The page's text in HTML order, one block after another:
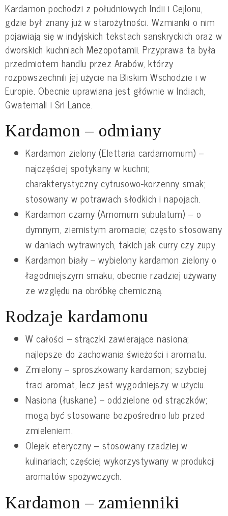
Kardamon pochodzi z południowych Indii i Cejlonu,
gdzie był znany już w starożytności. Wzmianki o nim
pojawiają się w indyjskich tekstach sanskryckich oraz w
dworskich kuchniach Mezopotamii. Przyprawa ta była
przedmiotem handlu przez Arabów, którzy
rozpowszechnili jej użycie na Bliskim Wschodzie i w
Europie. Obecnie uprawiana jest głównie w Indiach,
Gwatemali i Sri Lance.
Kardamon – odmiany
Kardamon zielony (Elettaria cardamomum) –
najczęściej spotykany w kuchni;
charakterystyczny cytrusowo-korzenny smak;
stosowany w potrawach słodkich i napojach.
Kardamon czarny (Amomum subulatum) – o
dymnym, ziemistym aromacie; często stosowany
w daniach wytrawnych, takich jak curry czy zupy.
Kardamon biały – wybielony kardamon zielony o
łagodniejszym smaku; obecnie rzadziej używany
ze względu na obróbkę chemiczną.
Rodzaje kardamonu
W całości – strączki zawierające nasiona;
najlepsze do zachowania świeżości i aromatu.
Zmielony – sproszkowany kardamon; szybciej
traci aromat, lecz jest wygodniejszy w użyciu.
Nasiona (łuskane) – oddzielone od strączków;
mogą być stosowane bezpośrednio lub przed
zmieleniem.
Olejek eteryczny – stosowany rzadziej w
kulinariach; częściej wykorzystywany w produkcji
aromatów spożywczych.
Kardamon – zamienniki